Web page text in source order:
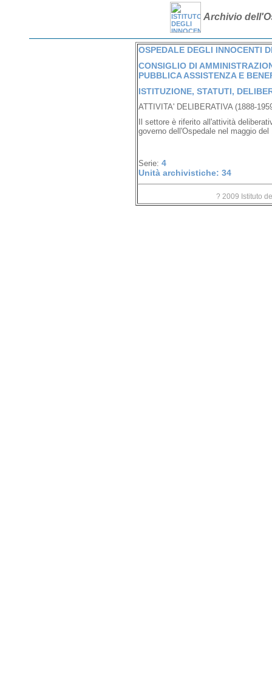
Archivio
OSPEDALE DEGLI INNOCENTI
CONSIGLIO DI
PUBBLICA ASSISTENZA E
ISTITUZIONE, STATUTI,
ATTIVITA' DELIBERATIVA (1888-
Il settore è riferito all'attività
governo dell'Ospedale nel maggio del
Serie: 4
Unità archivistiche: 34
? 2009 Istituto